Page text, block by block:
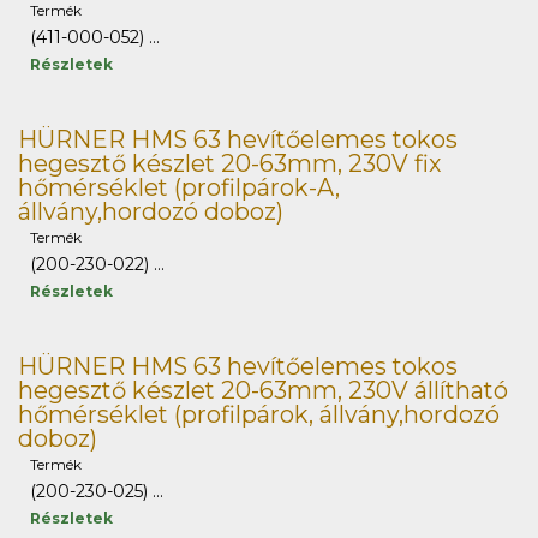
Termék
(411-000-052) ...
Részletek
HÜRNER HMS 63 hevítőelemes tokos
hegesztő készlet 20-63mm, 230V fix
hőmérséklet (profilpárok-A,
állvány,hordozó doboz)
Termék
(200-230-022) ...
Részletek
HÜRNER HMS 63 hevítőelemes tokos
hegesztő készlet 20-63mm, 230V állítható
hőmérséklet (profilpárok, állvány,hordozó
doboz)
Termék
(200-230-025) ...
Részletek